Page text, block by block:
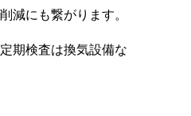
減にも繋がります。
期検査は換気設備な